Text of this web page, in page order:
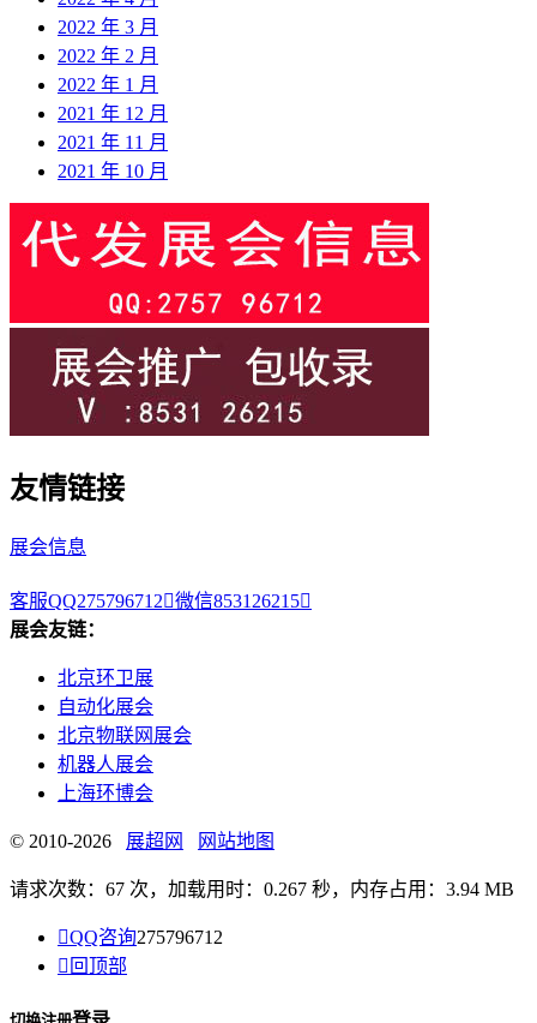
2022 年 3 月
2022 年 2 月
2022 年 1 月
2021 年 12 月
2021 年 11 月
2021 年 10 月
友情链接
展会信息
客服QQ275796712微信853126215
展会友链：
北京环卫展
自动化展会
北京物联网展会
机器人展会
上海环博会
© 2010-2026 展超网 网站地图
请求次数：67 次，加载用时：0.267 秒，内存占用：3.94 MB
QQ咨询275796712
 回顶部